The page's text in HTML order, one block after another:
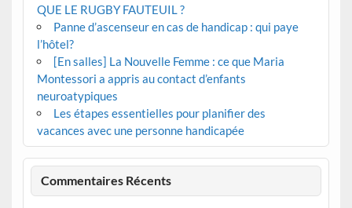
QUE LE RUGBY FAUTEUIL ?
Panne d’ascenseur en cas de handicap : qui paye
l’hôtel?
[En salles] La Nouvelle Femme : ce que Maria
Montessori a appris au contact d’enfants
neuroatypiques
Les étapes essentielles pour planifier des
vacances avec une personne handicapée
Commentaires Récents